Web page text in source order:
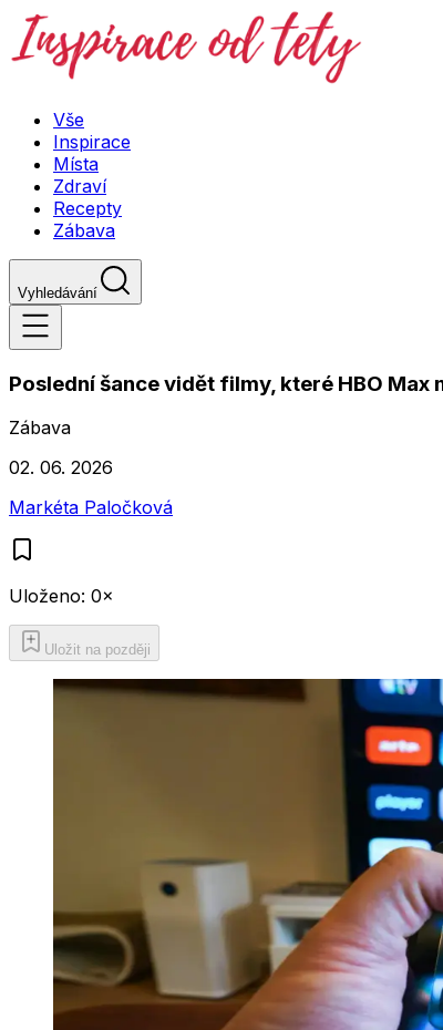
Vše
Inspirace
Místa
Zdraví
Recepty
Zábava
Vyhledávání
Poslední šance vidět filmy, které HBO
Zábava
02. 06. 2026
Markéta Paločková
Uloženo: 0×
Uložit na později